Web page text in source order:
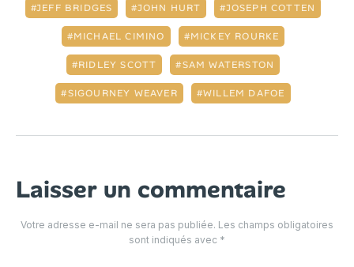
JEFF BRIDGES JOHN HURT JOSEPH COTTEN
MICHAEL CIMINO MICKEY ROURKE
RIDLEY SCOTT SAM WATERSTON
SIGOURNEY WEAVER WILLEM DAFOE
Laisser un commentaire
Votre adresse e-mail ne sera pas publiée. Les champs obligatoires
sont indiqués avec *